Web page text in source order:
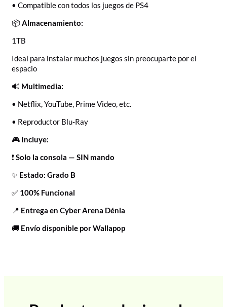
• Compatible con todos los juegos de PS4
📦 Almacenamiento:
1TB
Ideal para instalar muchos juegos sin preocuparte por el
espacio
🔊 Multimedia:
• Netflix, YouTube, Prime Video, etc.
• Reproductor Blu‑Ray
🎮 Incluye:
❗ Solo la consola — SIN mando
✨ Estado: Grado B
✅ 100% Funcional
📍 Entrega en Cyber Arena Dénia
🚚 Envío disponible por Wallapop